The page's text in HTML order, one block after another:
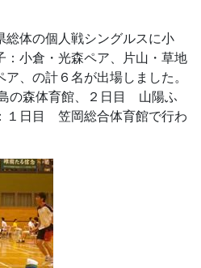
総体の個人戦シングルスに小
：小倉・光森ペア、片山・草地
、の計６名が出場しました。
の森体育館、２日目 山陽ふ
１日目 笠岡総合体育館で行わ